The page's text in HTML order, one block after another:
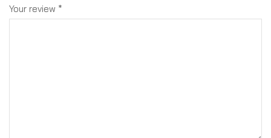
Your review *